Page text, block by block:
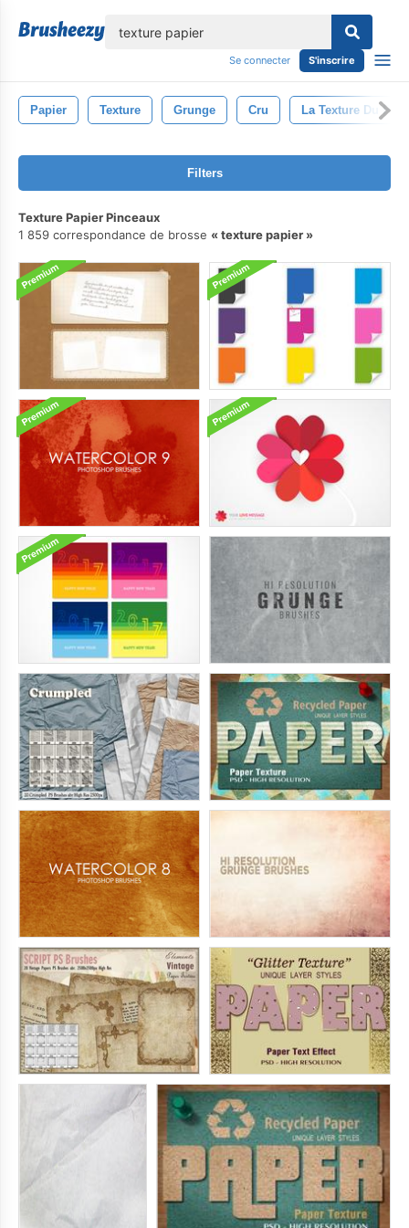
Se connecter S'inscrire
Papier Texture Grunge Cru La Texture Du
Filters
Texture Papier Pinceaux
1 859 correspondance de brosse
texture papier